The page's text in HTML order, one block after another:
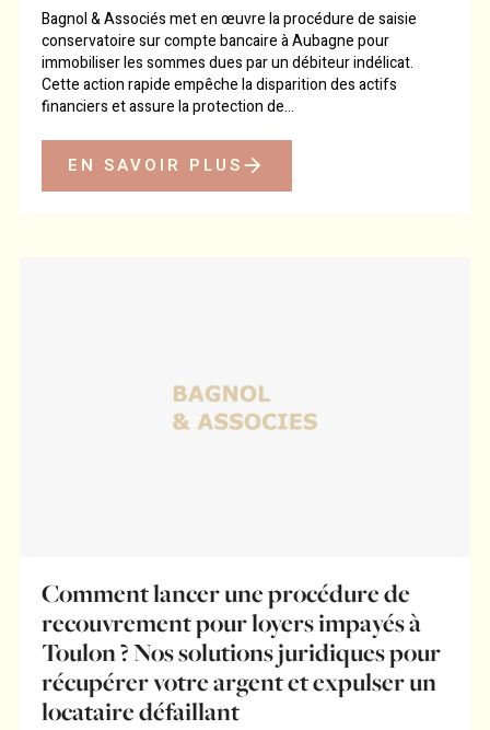
Bagnol & Associés met en œuvre la procédure de saisie
conservatoire sur compte bancaire à Aubagne pour
immobiliser les sommes dues par un débiteur indélicat.
Cette action rapide empêche la disparition des actifs
financiers et assure la protection de...
EN SAVOIR PLUS
Comment lancer une procédure de
recouvrement pour loyers impayés à
Toulon ? Nos solutions juridiques pour
récupérer votre argent et expulser un
locataire défaillant